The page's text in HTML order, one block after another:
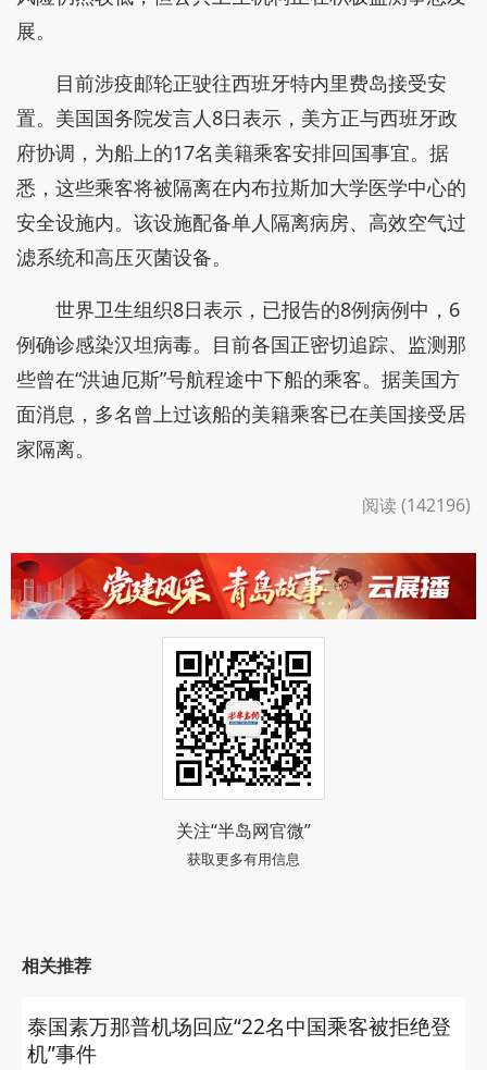
展。
目前涉疫邮轮正驶往西班牙特内里费岛接受安
置。美国国务院发言人8日表示，美方正与西班牙政
府协调，为船上的17名美籍乘客安排回国事宜。据
悉，这些乘客将被隔离在内布拉斯加大学医学中心的
安全设施内。该设施配备单人隔离病房、高效空气过
滤系统和高压灭菌设备。
世界卫生组织8日表示，已报告的8例病例中，6
例确诊感染汉坦病毒。目前各国正密切追踪、监测那
些曾在“洪迪厄斯”号航程途中下船的乘客。据美国方
面消息，多名曾上过该船的美籍乘客已在美国接受居
家隔离。
阅读 (142196)
关注“半岛网官微”
获取更多有用信息
相关推荐
泰国素万那普机场回应“22名中国乘客被拒绝登
机”事件